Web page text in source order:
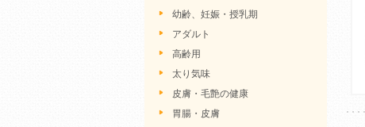
幼齢、妊娠・授乳期
アダルト
高齢用
太り気味
皮膚・毛艶の健康
胃腸・皮膚